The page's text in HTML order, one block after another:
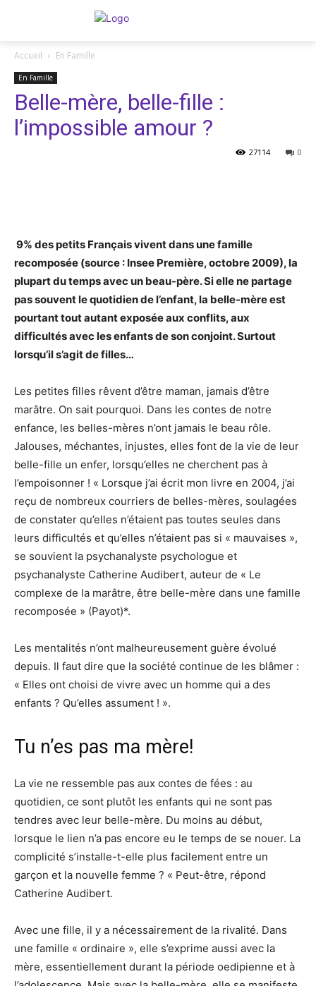
Accueil En Famille
En Famille
Belle-mère, belle-fille :
l’impossible amour ?
0
27114
9% des petits Français vivent dans une famille
recomposée (source : Insee Première, octobre 2009), la
plupart du temps avec un beau-père. Si elle ne partage
pas souvent le quotidien de l’enfant, la belle-mère est
pourtant tout autant exposée aux conflits, aux
difficultés avec les enfants de son conjoint. Surtout
lorsqu’il s’agit de filles…
Les petites filles rêvent d’être maman, jamais d’être
marâtre. On sait pourquoi. Dans les contes de notre
enfance, les belles-mères n’ont jamais le beau rôle.
Jalouses, méchantes, injustes, elles font de la vie de leur
belle-fille un enfer, lorsqu’elles ne cherchent pas à
l’empoisonner ! « Lorsque j’ai écrit mon livre en 2004, j’ai
reçu de nombreux courriers de belles-mères, soulagées
de constater qu’elles n’étaient pas toutes seules dans
leurs difficultés et qu’elles n’étaient pas si « mauvaises »,
se souvient la psychanalyste psychologue et
psychanalyste Catherine Audibert, auteur de « Le
complexe de la marâtre, être belle-mère dans une famille
recomposée » (Payot)*.
Les mentalités n’ont malheureusement guère évolué
depuis. Il faut dire que la société continue de les blâmer :
« Elles ont choisi de vivre avec un homme qui a des
enfants ? Qu’elles assument ! ».
Tu n’es pas ma mère!
La vie ne ressemble pas aux contes de fées : au
quotidien, ce sont plutôt les enfants qui ne sont pas
tendres avec leur belle-mère. Du moins au début,
lorsque le lien n’a pas encore eu le temps de se nouer. La
complicité s’installe-t-elle plus facilement entre un
garçon et la nouvelle femme ? « Peut-être, répond
Catherine Audibert.
Avec une fille, il y a nécessairement de la rivalité. Dans
une famille « ordinaire », elle s’exprime aussi avec la
mère, essentiellement durant la période oedipienne et à